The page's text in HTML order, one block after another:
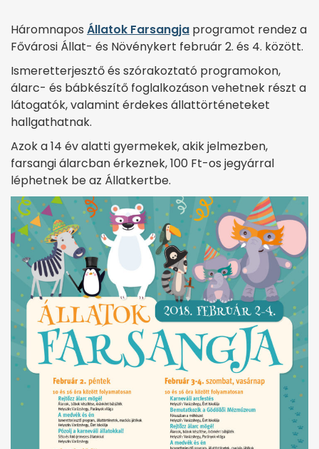
Háromnapos Állatok Farsangja programot rendez a
Fővárosi Állat- és Növénykert február 2. és 4. között.
Ismeretterjesztő és szórakoztató programokon,
álarc- és bábkészítő foglalkozáson vehetnek részt a
látogatók, valamint érdekes állattörténeteket
hallgathatnak.
Azok a 14 év alatti gyermekek, akik jelmezben,
farsangi álarcban érkeznek, 100 Ft-os jegyárral
léphetnek be az Állatkertbe.